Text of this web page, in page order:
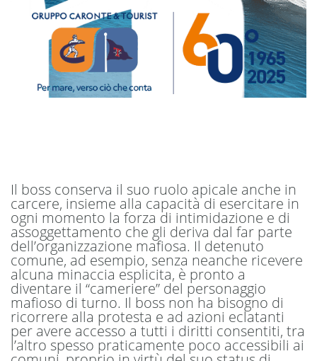
Il boss conserva il suo ruolo apicale anche in
carcere, insieme alla capacità di esercitare in
ogni momento la forza di intimidazione e di
assoggettamento che gli deriva dal far parte
dell’organizzazione mafiosa. Il detenuto
comune, ad esempio, senza neanche ricevere
alcuna minaccia esplicita, è pronto a
diventare il “cameriere” del personaggio
mafioso di turno. Il boss non ha bisogno di
ricorrere alla protesta e ad azioni eclatanti
per avere accesso a tutti i diritti consentiti, tra
l’altro spesso praticamente poco accessibili ai